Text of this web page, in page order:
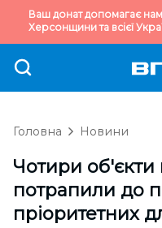
Ваш донат допомагає
Херсонщини та всієї
Головна Новини
Чотири
потрапили до
пріоритетних